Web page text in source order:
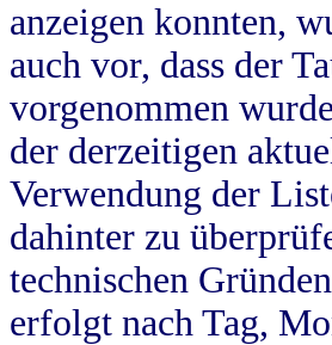
anzeigen konnten,
auch vor, dass der
vorgenommen
der derzeitigen
Verwendung der
dahinter zu
technischen
erfolgt nach Tag,